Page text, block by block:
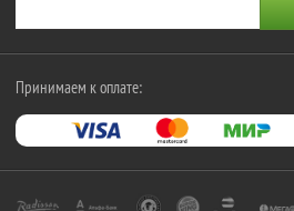
Принимаем к оплате: